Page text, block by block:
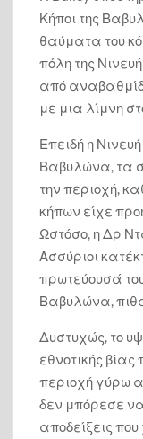
Κήποι της
θαύματα του
πόλη της
από
με μια λίμνη
Επειδή η
Βαβυλώνα, τα
την περιοχή,
κήπων είχε
Ωστόσο, η Δρ
Ασσύριοι
πρωτεύουσά
Βαβυλώνα,
Δυστυχώς, το
εθνοτικής βίας
περιοχή γύρω
δεν μπόρεσε να
αποδείξεις